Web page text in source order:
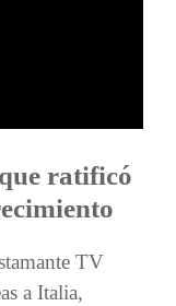
ratificó
TV
a Italia,